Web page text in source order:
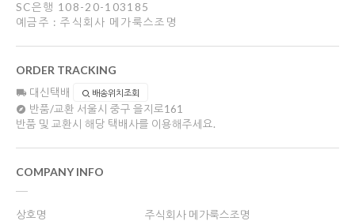
SC은행 108-20-103185
예금주 : 주식회사 메가룩스조명
ORDER TRACKING
대신택배 배송위치조회
반품/교환 서울시 중구 을지로161
반품 및 교환시 해당 택배사를 이용해주세요.
COMPANY INFO
상호명
주식회사 메가룩스조명